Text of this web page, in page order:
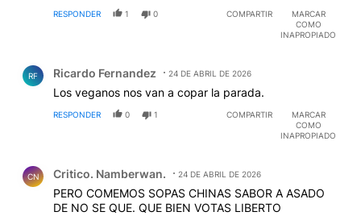
RESPONDER 1 0 COMPARTIR
MARCAR
COMO
INAPROPIADO
RF Ricardo Fernandez 24 DE ABRIL DE 2026
Los veganos nos van a copar la parada.
RESPONDER 0 1 COMPARTIR
MARCAR
COMO
INAPROPIADO
CN Critico. Namberwan. 24 DE ABRIL DE 2026
PERO COMEMOS SOPAS CHINAS SABOR A ASADO
DE NO SE QUE. QUE BIEN VOTAS LIBERTO